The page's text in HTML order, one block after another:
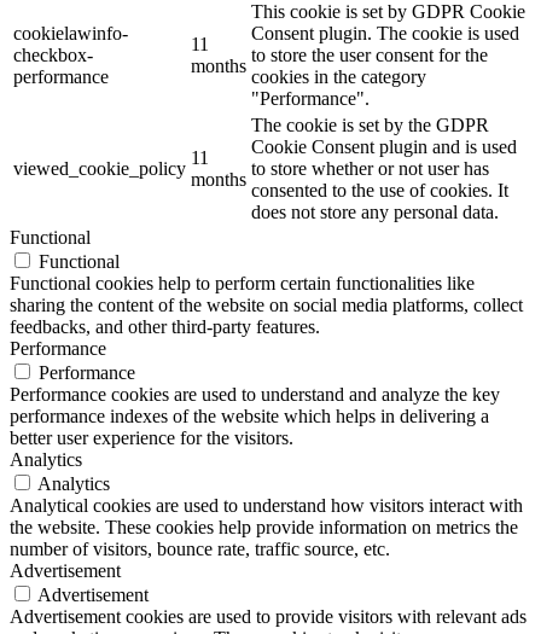
cookielawinfo-
checkbox-
performance
11
months
This cookie is set by GDPR Cookie
Consent plugin. The cookie is used
to store the user consent for the
cookies in the category
"Performance".
viewed_cookie_policy
11
months
The cookie is set by the GDPR
Cookie Consent plugin and is used
to store whether or not user has
consented to the use of cookies. It
does not store any personal data.
Functional
Functional
Functional cookies help to perform certain functionalities like
sharing the content of the website on social media platforms, collect
feedbacks, and other third-party features.
Performance
Performance
Performance cookies are used to understand and analyze the key
performance indexes of the website which helps in delivering a
better user experience for the visitors.
Analytics
Analytics
Analytical cookies are used to understand how visitors interact with
the website. These cookies help provide information on metrics the
number of visitors, bounce rate, traffic source, etc.
Advertisement
Advertisement
Advertisement cookies are used to provide visitors with relevant ads